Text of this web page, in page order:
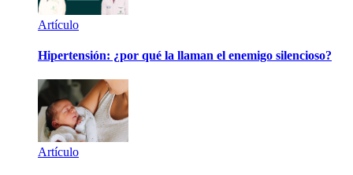
Artículo
Hipertensión: ¿por qué la llaman el enemigo silencioso?
Artículo